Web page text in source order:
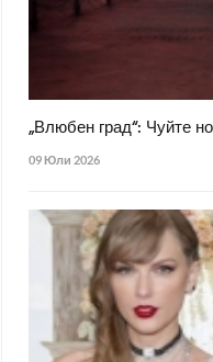
„Влюбен град“: Чуйте
09 Юли 2026